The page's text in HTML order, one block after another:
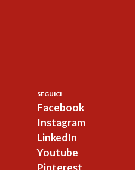
SEGUICI
Facebook
Instagram
LinkedIn
Youtube
Pinterest